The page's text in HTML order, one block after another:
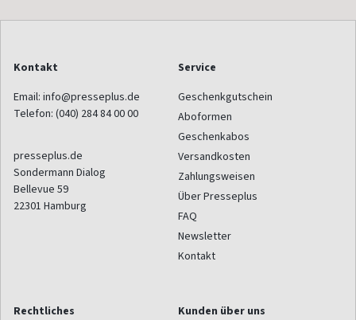
Kontakt
Email: info@presseplus.de
Telefon: (040) 284 84 00 00
presseplus.de
Sondermann Dialog
Bellevue 59
22301 Hamburg
Service
Geschenkgutschein
Aboformen
Geschenkabos
Versandkosten
Zahlungsweisen
Über Presseplus
FAQ
Newsletter
Kontakt
Rechtliches
Kunden über uns